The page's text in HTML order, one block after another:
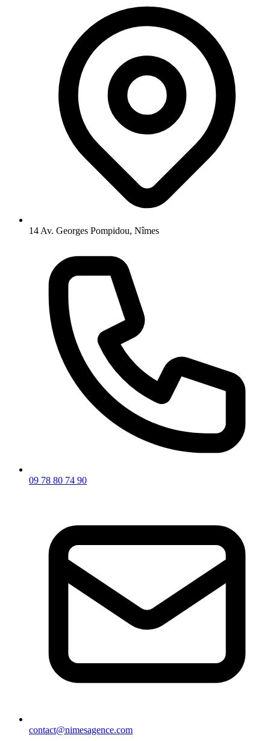
14 Av. Georges Pompidou, Nîmes
09 78 80 74 90
contact@nimesagence.com